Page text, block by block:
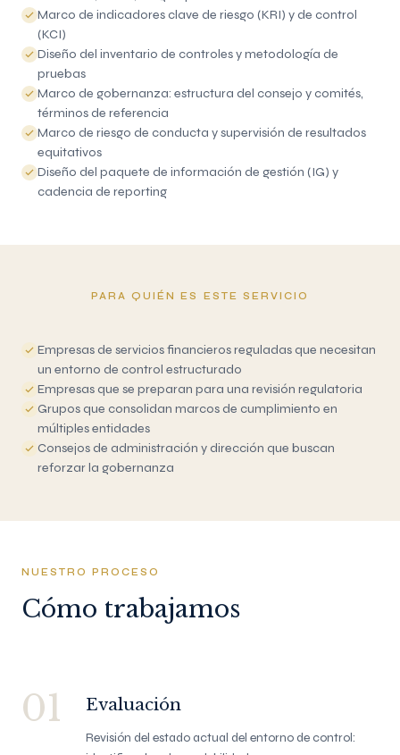
Marco de indicadores clave de riesgo (KRI) y de control
(KCI)
Diseño del inventario de controles y metodología de
pruebas
Marco de gobernanza: estructura del consejo y comités,
términos de referencia
Marco de riesgo de conducta y supervisión de resultados
equitativos
Diseño del paquete de información de gestión (IG) y
cadencia de reporting
PARA QUIÉN ES ESTE SERVICIO
Empresas de servicios financieros reguladas que necesitan
un entorno de control estructurado
Empresas que se preparan para una revisión regulatoria
Grupos que consolidan marcos de cumplimiento en
múltiples entidades
Consejos de administración y dirección que buscan
reforzar la gobernanza
NUESTRO PROCESO
Cómo trabajamos
01 Evaluación
Revisión del estado actual del entorno de control: